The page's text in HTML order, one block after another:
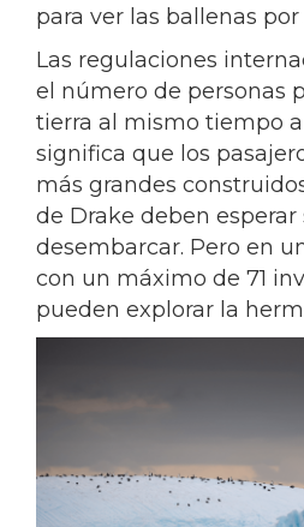
para ver las ballenas
Las regulaciones
el número de personas
tierra al mismo tiempo a
significa que los
más grandes
de Drake deben esperar
desembarcar. Pero en
con un máximo de 71
pueden explorar la